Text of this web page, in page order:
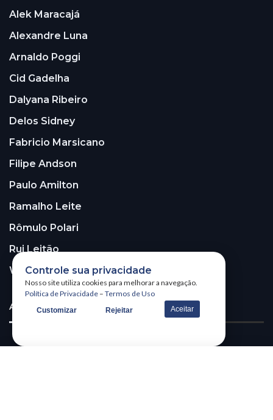
Alek Maracajá
Alexandre Luna
Arnaldo Poggi
Cid Gadelha
Dalyana Ribeiro
Delos Sidney
Fabricio Marsicano
Filipe Andson
Paulo Amilton
Ramalho Leite
Rômulo Polari
Rui Leitão
Walter Santos
ASSINE A NOSSA NEWSLETTER!
Controle sua privacidade
Nosso site utiliza cookies para melhorar a navegação.
Política de Privacidade – Termos de Uso
Customizar Rejeitar Aceitar